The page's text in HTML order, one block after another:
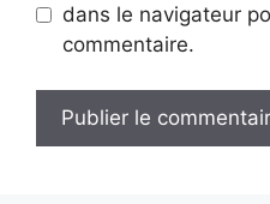
dans le navigateur
commentaire.